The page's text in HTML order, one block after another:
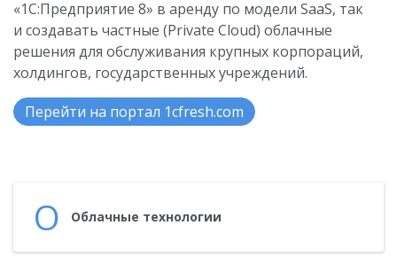
«1С:Предприятие 8» в аренду по модели SaaS, так
и создавать частные (Private Cloud) облачные
решения для обслуживания крупных корпораций,
холдингов, государственных учреждений.
Перейти на портал 1cfresh.com
О Об­лачные тех­но­логии